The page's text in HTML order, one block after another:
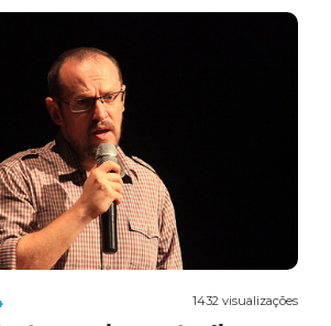
1432 visualizações